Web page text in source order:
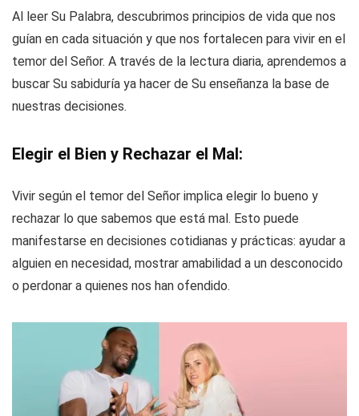
Al leer Su Palabra, descubrimos principios de vida que nos
guían en cada situación y que nos fortalecen para vivir en el
temor del Señor. A través de la lectura diaria, aprendemos a
buscar Su sabiduría ya hacer de Su enseñanza la base de
nuestras decisiones.
Elegir el Bien y Rechazar el Mal:
Vivir según el temor del Señor implica elegir lo bueno y
rechazar lo que sabemos que está mal. Esto puede
manifestarse en decisiones cotidianas y prácticas: ayudar a
alguien en necesidad, mostrar amabilidad a un desconocido
o perdonar a quienes nos han ofendido.